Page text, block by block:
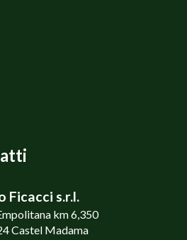
Ficacci s.r.l.
km 6,350
Castel Madama